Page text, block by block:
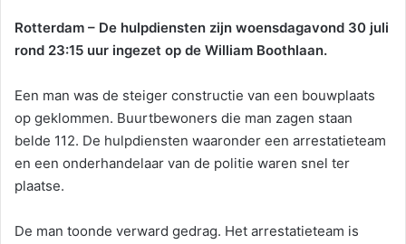
Rotterdam – De hulpdiensten zijn woensdagavond 30 juli
rond 23:15 uur ingezet op de William Boothlaan.
Een man was de steiger constructie van een bouwplaats
op geklommen. Buurtbewoners die man zagen staan
belde 112. De hulpdiensten waaronder een arrestatieteam
en een onderhandelaar van de politie waren snel ter
plaatse.
De man toonde verward gedrag. Het arrestatieteam is